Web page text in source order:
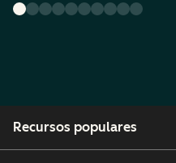
Recursos populares